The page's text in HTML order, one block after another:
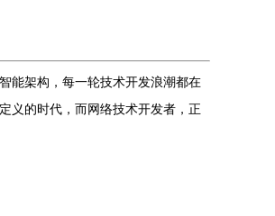
能架构，每一轮技术开发浪潮都在
义的时代，而网络技术开发者，正